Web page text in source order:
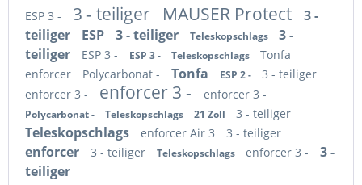
ESP 3 - 3 - teiliger MAUSER Protect
3 -
teiliger
ESP 3 - teiliger Teleskopschlags
3 -
teiliger
ESP 3 - ESP 3 - Teleskopschlags
Tonfa
enforcer
Polycarbonat - Tonfa ESP 2 -
3 - teiliger
enforcer 3 -
enforcer 3 - enforcer 3 -
Polycarbonat - Teleskopschlags 21 Zoll 3 - teiliger
Teleskopschlags enforcer Air 3 3 - teiliger
enforcer 3 - teiliger Teleskopschlags enforcer 3 -
3 -
teiliger